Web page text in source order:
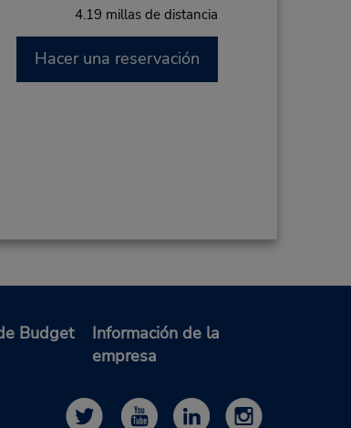
4.19 millas de distancia
Hacer una reservación
Budget
Información de la
empresa